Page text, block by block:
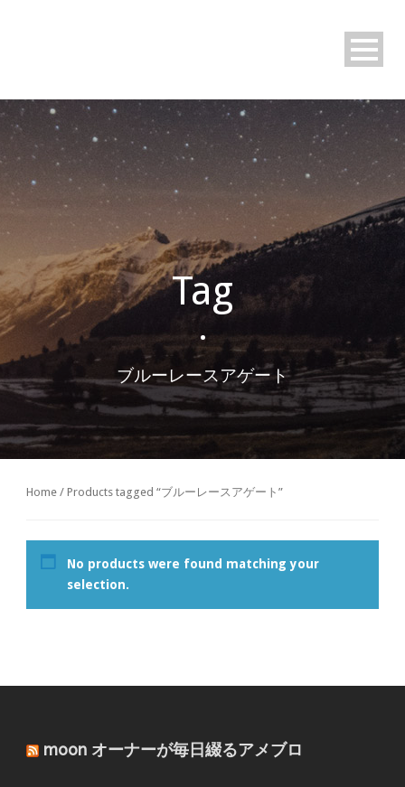
Tag
•
ブルーレースアゲート
Home / Products tagged “ブルーレースアゲート”
No products were found matching your
selection.
moon オーナーが毎日綴るアメブロ